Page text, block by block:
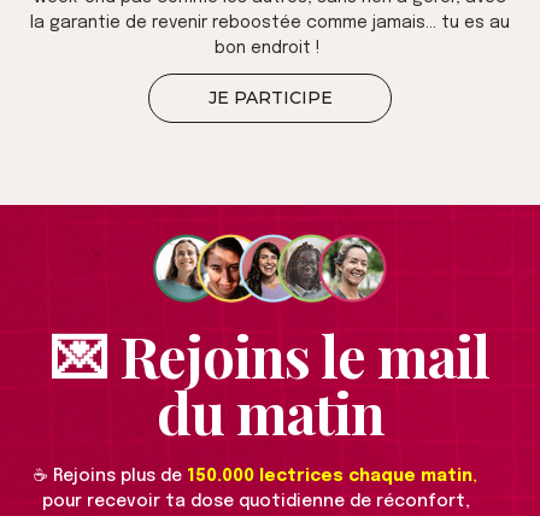
la garantie de revenir reboostée comme jamais… tu es au
bon endroit !
JE PARTICIPE
💌 Rejoins le mail
du matin
☕️ Rejoins plus de 150.000 lectrices chaque matin,
pour recevoir ta dose quotidienne de réconfort,